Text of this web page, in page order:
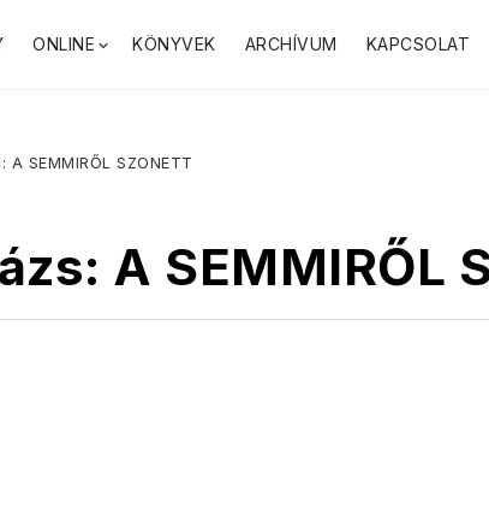
ONLINE KÖNYVEK ARCHÍVUM KAPCSOLAT
A SEMMIRŐL SZONETT
A SEMMIRŐL